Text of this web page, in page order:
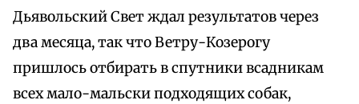
Дьявольский Свет ждал результатов через
два месяца, так что Ветру-Козерогу
пришлось отбирать в спутники всадникам
всех мало-мальски подходящих собак,